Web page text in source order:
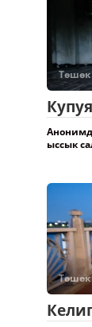
Төшөк
ыссык
Төшөк